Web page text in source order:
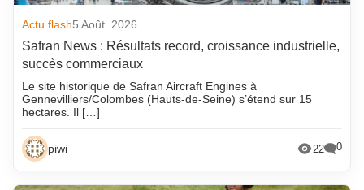
Actu flash5 Août. 2026
Safran News : Résultats record, croissance industrielle,
succès commerciaux
Le site historique de Safran Aircraft Engines à
Gennevilliers/Colombes (Hauts-de-Seine) s’étend sur 15
hectares. Il […]
piwi 22 0